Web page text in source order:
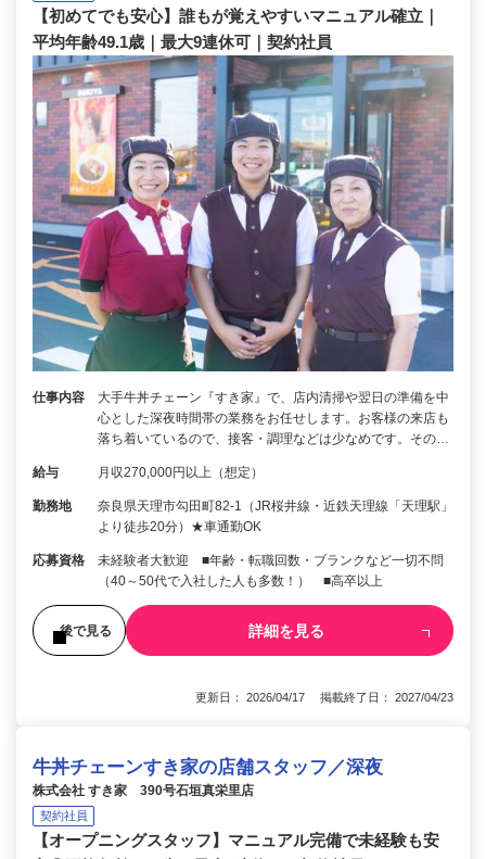
【初めてでも安心】誰もが覚えやすいマニュアル確立｜
平均年齢49.1歳｜最大9連休可｜契約社員
仕事内容
大手牛丼チェーン『すき家』で、店内清掃や翌日の準備を中
心とした深夜時間帯の業務をお任せします。お客様の来店も
落ち着いているので、接客・調理などは少なめです。その…
給与 月収270,000円以上（想定）
勤務地
奈良県天理市勾田町82-1（JR桜井線・近鉄天理線「天理駅」
より徒歩20分）★車通勤OK
応募資格
未経験者大歓迎 ■年齢・転職回数・ブランクなど一切不問
（40～50代で入社した人も多数！） ■高卒以上
後で見る 詳細を見る
更新日： 2026/04/17 掲載終了日： 2027/04/23
牛丼チェーンすき家の店舗スタッフ／深夜
株式会社 すき家 390号石垣真栄里店
契約社員
【オープニングスタッフ】マニュアル完備で未経験も安